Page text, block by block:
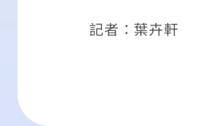
記者：葉卉軒